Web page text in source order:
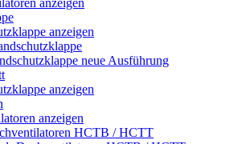
anzeigen
anzeigen
neue Ausführung
anzeigen
anzeigen
HCTB / HCTT